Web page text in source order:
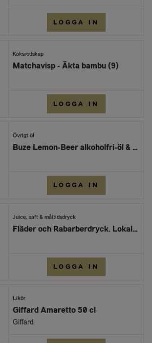
LOGGA IN
Köksredskap
Matchavisp - Äkta bambu (9)
LOGGA IN
Övrigt öl
Buze Lemon-Beer alkoholfri-öl & glutenfri 33 CL
LOGGA IN
Juice, saft & måltidsdryck
Fläder och Rabarberdryck. Lokalt producerad. Lasätter.
LOGGA IN
Likör
Giffard Amaretto 50 cl
Giffard